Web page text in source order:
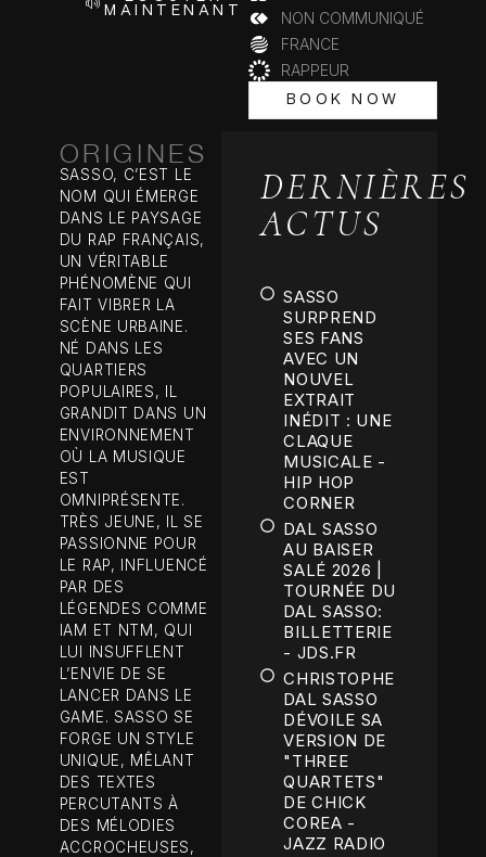
MAINTENANT
NON COMMUNIQUÉ
FRANCE
RAPPEUR
BOOK NOW
ORIGINES
SASSO, C’EST LE
NOM QUI ÉMERGE
DANS LE PAYSAGE
DU RAP FRANÇAIS,
UN VÉRITABLE
PHÉNOMÈNE QUI
FAIT VIBRER LA
SCÈNE URBAINE.
NÉ DANS LES
QUARTIERS
POPULAIRES, IL
GRANDIT DANS UN
ENVIRONNEMENT
OÙ LA MUSIQUE
EST
OMNIPRÉSENTE.
TRÈS JEUNE, IL SE
PASSIONNE POUR
LE RAP, INFLUENCÉ
PAR DES
LÉGENDES COMME
IAM ET NTM, QUI
LUI INSUFFLENT
L’ENVIE DE SE
LANCER DANS LE
GAME. SASSO SE
FORGE UN STYLE
UNIQUE, MÊLANT
DES TEXTES
PERCUTANTS À
DES MÉLODIES
ACCROCHEUSES,
DERNIÈRES
ACTUS
SASSO
SURPREND
SES FANS
AVEC UN
NOUVEL
EXTRAIT
INÉDIT : UNE
CLAQUE
MUSICALE -
HIP HOP
CORNER
DAL SASSO
AU BAISER
SALÉ 2026 |
TOURNÉE DU
DAL SASSO:
BILLETTERIE
- JDS.FR
CHRISTOPHE
DAL SASSO
DÉVOILE SA
VERSION DE
"THREE
QUARTETS"
DE CHICK
COREA -
JAZZ RADIO